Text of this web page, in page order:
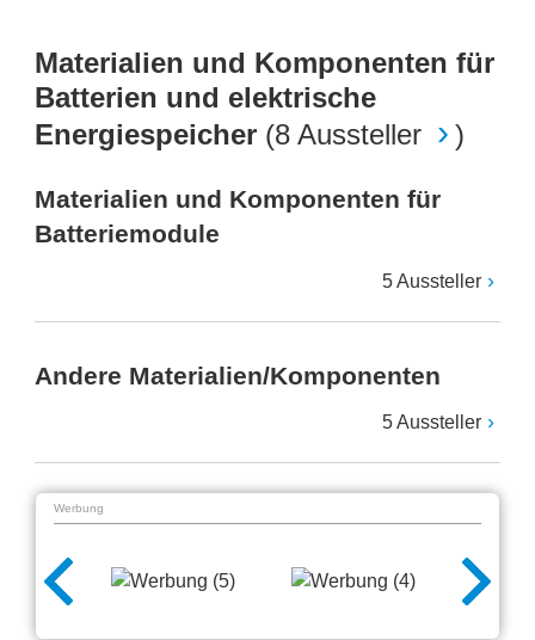
Materialien und Komponenten für
Batterien und elektrische
Energiespeicher (8 Aussteller )
Materialien und Komponenten für
Batteriemodule
5 Aussteller
Andere Materialien/Komponenten
5 Aussteller
Werbung